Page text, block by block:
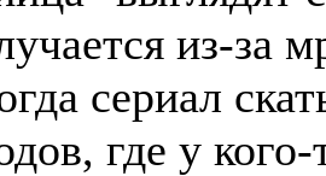
из-за
сериал
где у